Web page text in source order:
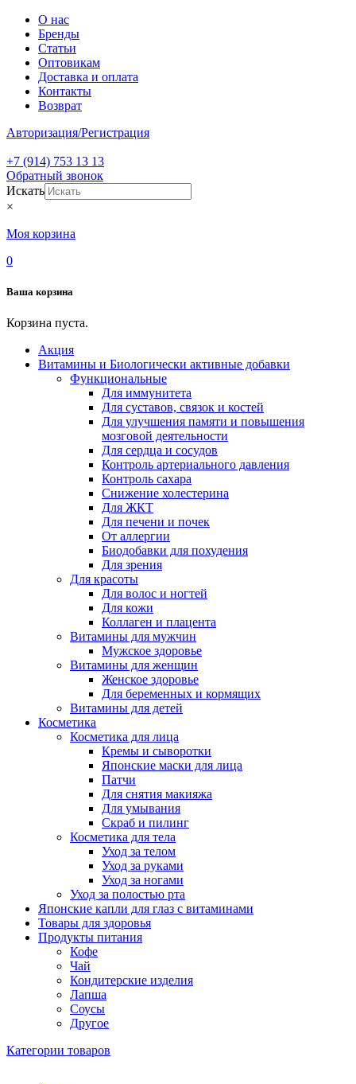
О нас
Бренды
Статьи
Оптовикам
Доставка и оплата
Контакты
Возврат
Авторизация/Регистрация
+7 (914) 753 13 13
Обратный звонок
Искать
×
Моя корзина
0
Ваша корзина
Корзина пуста.
Акция
Витамины и Биологически активные добавки
Функциональные
Для иммунитета
Для суставов, связок и костей
Для улучшения памяти и повышения
мозговой деятельности
Для сердца и сосудов
Контроль артериального давления
Контроль сахара
Снижение холестерина
Для ЖКТ
Для печени и почек
От аллергии
Биодобавки для похудения
Для зрения
Для красоты
Для волос и ногтей
Для кожи
Коллаген и плацента
Витамины для мужчин
Мужское здоровье
Витамины для женщин
Женское здоровье
Для беременных и кормящих
Витамины для детей
Косметика
Косметика для лица
Кремы и сыворотки
Японские маски для лица
Патчи
Для снятия макияжа
Для умывания
Скраб и пилинг
Косметика для тела
Уход за телом
Уход за руками
Уход за ногами
Уход за полостью рта
Японские капли для глаз с витаминами
Товары для здоровья
Продукты питания
Кофе
Чай
Кондитерские изделия
Лапша
Соусы
Другое
Категории товаров